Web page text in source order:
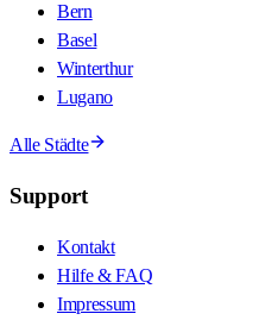
Bern
Basel
Winterthur
Lugano
Alle Städte
Support
Kontakt
Hilfe & FAQ
Impressum